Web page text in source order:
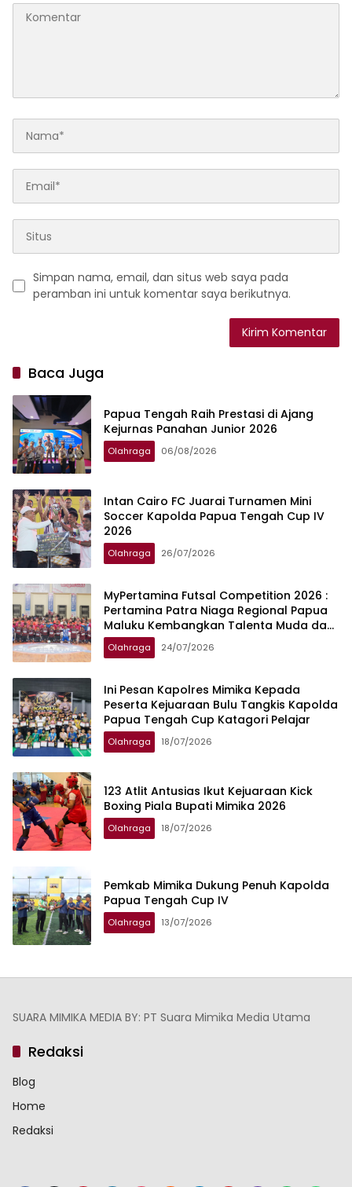
Simpan nama, email, dan situs web saya pada
peramban ini untuk komentar saya berikutnya.
Baca Juga
Papua Tengah Raih Prestasi di Ajang
Kejurnas Panahan Junior 2026
Olahraga 06/08/2026
Intan Cairo FC Juarai Turnamen Mini
Soccer Kapolda Papua Tengah Cup IV
2026
Olahraga 26/07/2026
MyPertamina Futsal Competition 2026 :
Pertamina Patra Niaga Regional Papua
Maluku Kembangkan Talenta Muda dan
Berdayakan UMKM Lokal Papua
Olahraga 24/07/2026
Ini Pesan Kapolres Mimika Kepada
Peserta Kejuaraan Bulu Tangkis Kapolda
Papua Tengah Cup Katagori Pelajar
Olahraga 18/07/2026
123 Atlit Antusias Ikut Kejuaraan Kick
Boxing Piala Bupati Mimika 2026
Olahraga 18/07/2026
Pemkab Mimika Dukung Penuh Kapolda
Papua Tengah Cup IV
Olahraga 13/07/2026
SUARA MIMIKA MEDIA BY: PT Suara Mimika Media Utama
Redaksi
Blog
Home
Redaksi